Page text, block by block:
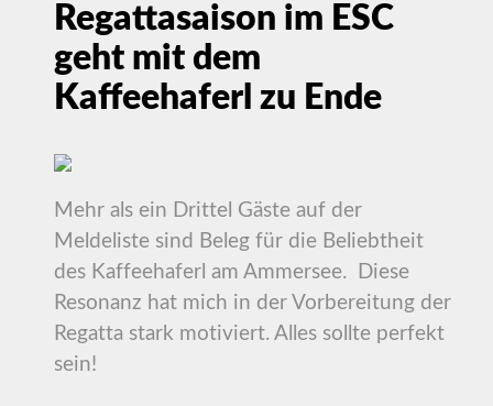
Regattasaison im ESC
geht mit dem
Kaffeehaferl zu Ende
Mehr als ein Drittel Gäste auf der
Meldeliste sind Beleg für die Beliebtheit
des Kaffeehaferl am Ammersee. Diese
Resonanz hat mich in der Vorbereitung der
Regatta stark motiviert. Alles sollte perfekt
sein!